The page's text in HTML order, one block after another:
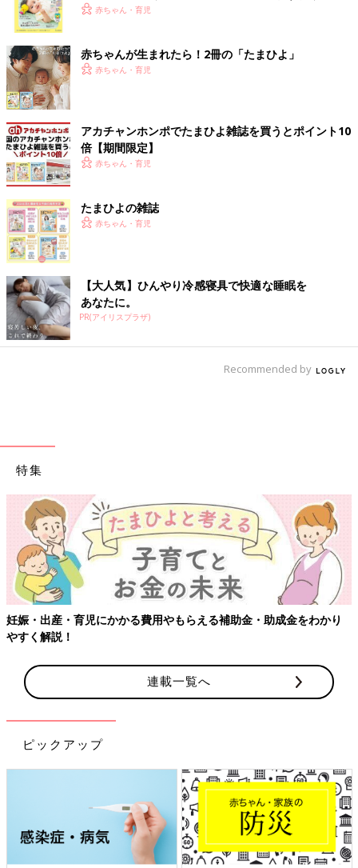
出典：Instagramアカウント「api_chaaan」
あぴさんは「ドライダブルフェイストラックジャケット」を購
入。なんと、2,990円→590円と、とってもお買い得だったんだ
とか。緑とネイビーのコントラストがおしゃれ！カジュアルなデ
ザインに、画像のような白のスカートを合わせてみるのも素敵で
きょうだいでおそろい！「ワークジャケット」「デ
ニムキャロットパンツ」
出典：Instagramアカウント「ichi.kun119」
いっちゃんさんは「ワークジャケット」と「デニムキャロットパ
ンツ」を購入。まるでセットアップのようなコーデで、かっこい
お二人ともとってもお似合いですね。
ゆったり具合のこなれ感が◎「デニムパンツ」
く！ おっぱい・ミルクの基本と夏のトラブル 解決テ
赤ちゃん・育児
赤ちゃんが生まれたら！2冊の「たまひよ」
赤ちゃん・育児
アカチャンホンポでたまひよ雑誌を買うとポイント10
倍【期間限定】
赤ちゃん・育児
たまひよの雑誌
赤ちゃん・育児
【大人気】ひんやり冷感寝具で快適な睡眠を
あなたに。
PR(アイリスプラザ)
Recommended by
特集
妊娠・出産・育児にかかる費用やもらえる補助金・助成金をわかり
やすく解説！
連載一覧へ
ピックアップ